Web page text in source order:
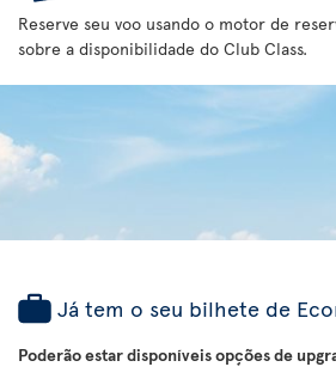
Reserve seu voo usando o motor de
sobre a disponibilidade do Club Class.
Já tem o seu bilhete de
Poderão estar disponíveis opções de